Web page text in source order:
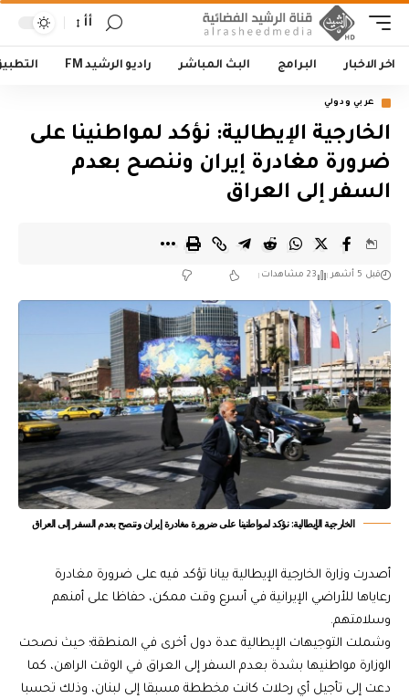
أأ
اخر الاخبار البرامج البث المباشر راديو الرشيد FM
عربي ودولي
الخارجية الإيطالية: نؤكد لمواطنينا على
ضرورة مغادرة إيران وننصح بعدم
السفر إلى العراق
قبل 5 أشهر 23 مشاهدات
الخارجية الإيطالية: نؤكد لمواطنينا على ضرورة مغادرة إيران وننصح بعدم السفر إلى العراق
أصدرت وزارة الخارجية الإيطالية بيانا تؤكد فيه على ضرورة مغادرة
رعاياها للأراضي الإيرانية في أسرع وقت ممكن، حفاظا على أمنهم
وسلامتهم.
وشملت التوجيهات الإيطالية عدة دول أخرى في المنطقة؛ حيث نصحت
الوزارة مواطنيها بشدة بعدم السفر إلى العراق في الوقت الراهن، كما
دعت إلى تأجيل أي رحلات كانت مخططة مسبقا إلى لبنان، وذلك تحسبا